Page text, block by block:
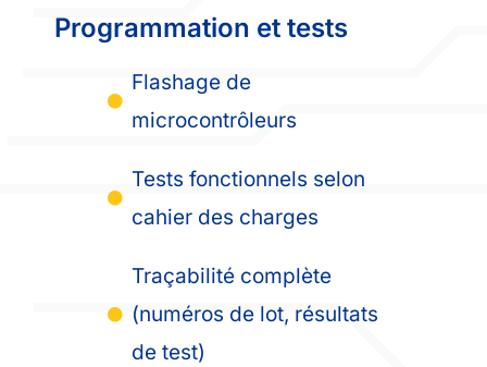
Programmation et tests
Flashage de
microcontrôleurs
Tests fonctionnels selon
cahier des charges
Traçabilité complète
(numéros de lot, résultats
de test)